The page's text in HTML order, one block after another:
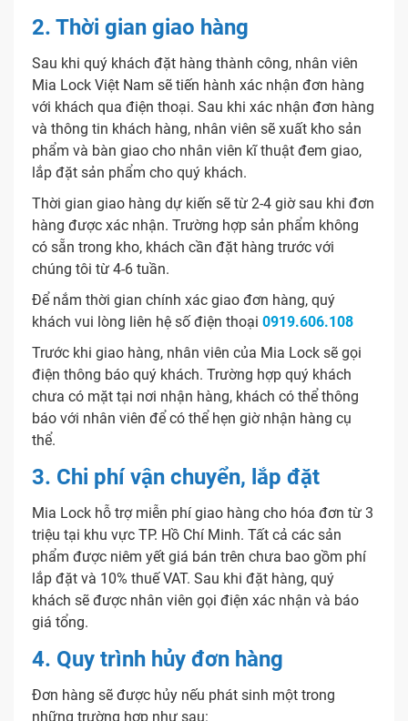
2. Thời gian giao hàng
Sau khi quý khách đặt hàng thành công, nhân viên
Mia Lock Việt Nam sẽ tiến hành xác nhận đơn hàng
với khách qua điện thoại. Sau khi xác nhận đơn hàng
và thông tin khách hàng, nhân viên sẽ xuất kho sản
phẩm và bàn giao cho nhân viên kĩ thuật đem giao,
lắp đặt sản phẩm cho quý khách.
Thời gian giao hàng dự kiến sẽ từ 2-4 giờ sau khi đơn
hàng được xác nhận. Trường hợp sản phẩm không
có sẵn trong kho, khách cần đặt hàng trước với
chúng tôi từ 4-6 tuần.
Để nắm thời gian chính xác giao đơn hàng, quý
khách vui lòng liên hệ số điện thoại 0919.606.108
Trước khi giao hàng, nhân viên của Mia Lock sẽ gọi
điện thông báo quý khách. Trường hợp quý khách
chưa có mặt tại nơi nhận hàng, khách có thể thông
báo với nhân viên để có thể hẹn giờ nhận hàng cụ
thể.
3. Chi phí vận chuyển, lắp đặt
Mia Lock hỗ trợ miễn phí giao hàng cho hóa đơn từ 3
triệu tại khu vực TP. Hồ Chí Minh. Tất cả các sản
phẩm được niêm yết giá bán trên chưa bao gồm phí
lắp đặt và 10% thuế VAT. Sau khi đặt hàng, quý
khách sẽ được nhân viên gọi điện xác nhận và báo
giá tổng.
4. Quy trình hủy đơn hàng
Đơn hàng sẽ được hủy nếu phát sinh một trong
những trường hợp như sau: